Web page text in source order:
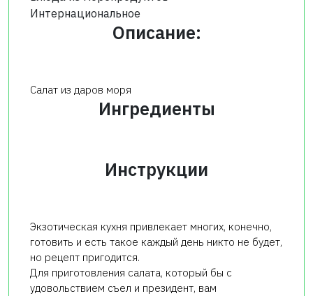
Интернациональное
Описание:
Салат из даров моря
Ингредиенты
Инструкции
Экзотическая кухня привлекает многих, конечно,
готовить и есть такое каждый день никто не будет,
но рецепт пригодится.
Для приготовления салата, который бы с
удовольствием съел и президент, вам